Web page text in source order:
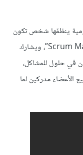
ينظمّها شخص تكون
مهمته أشبه بالمدرّب، ويطلق عليه عادة "Scrum Master”، ويشارك
في حلول للمشاكل،
الأعضاء مدركين لما